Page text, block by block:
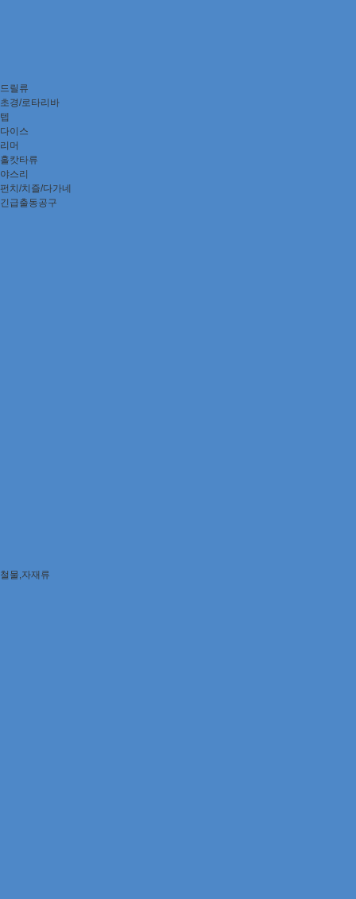
드릴류
초경/로타리바
텝
다이스
리머
홀캇타류
야스리
펀치/치즐/다가네
긴급출동공구
철물,자재류